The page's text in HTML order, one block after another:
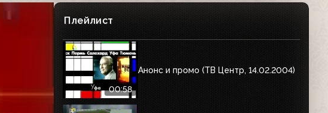
Плейлист
00:58
Анонс и промо (ТВ Центр, 14.02.2004)